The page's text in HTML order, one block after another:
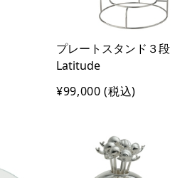
プレートスタンド３段
Latitude
¥99,000 (税込)